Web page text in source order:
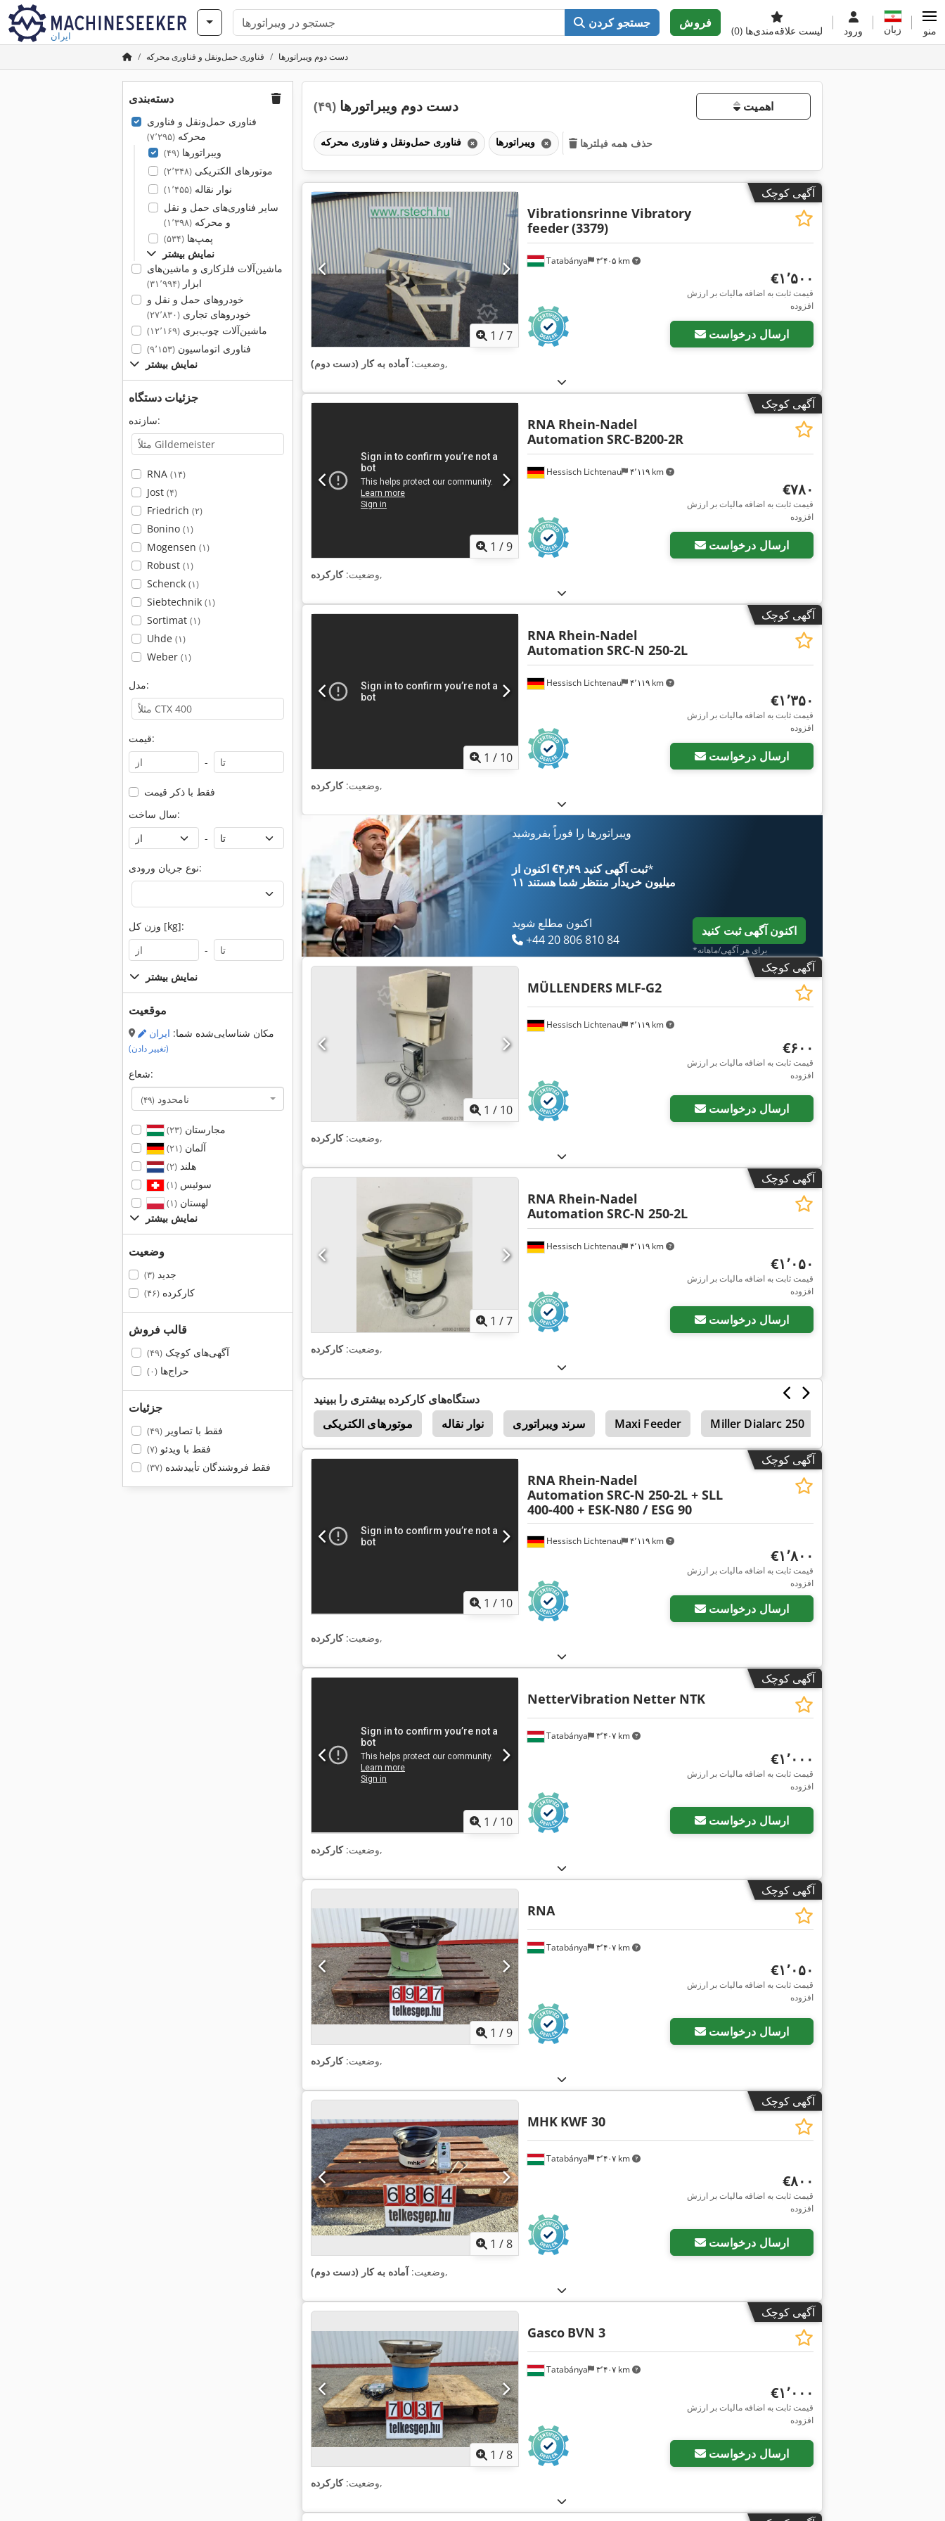
ایران
جستجو کردن فروش
لیست علاقه‌مندی‌ها (0) ورود زبان منو
فناوری حمل‌ونقل و فناوری محرکه دست دوم ویبراتورها
دسته‌بندی
فناوری حمل‌ونقل و فناوری
محرکه(۷٬۲۹۵)
ویبراتورها(۴۹)
موتورهای الکتریکی(۲٬۳۴۸)
نوار نقاله(۱٬۴۵۵)
سایر فناوری‌های حمل و نقل
و محرکه(۱٬۳۹۸)
پمپ‌ها(۵۳۴)
نمایش بیشتر
ماشین‌آلات فلزکاری و ماشین‌های
ابزار(۳۱٬۹۹۴)
خودروهای حمل و نقل و
خودروهای تجاری(۲۷٬۸۳۰)
ماشین‌آلات چوب‌بری(۱۲٬۱۶۹)
فناوری اتوماسیون(۹٬۱۵۳)
نمایش بیشتر
جزئیات دستگاه
سازنده:
RNA (۱۴)
Jost (۴)
Friedrich (۲)
Bonino (۱)
Mogensen (۱)
Robust (۱)
Schenck (۱)
Siebtechnik (۱)
Sortimat (۱)
Uhde (۱)
Weber (۱)
مدل:
قیمت:
-
فقط با ذکر قیمت
سال ساخت:
-
نوع جریان ورودی:
وزن کل [kg]:
-
نمایش بیشتر
موقعیت
مکان شناسایی‌شده شما: ایران
(تغییر دادن)
شعاع:
نامحدود (۴۹)
مجارستان(۲۳)
آلمان(۲۱)
هلند(۲)
سوئیس(۱)
لهستان(۱)
نمایش بیشتر
وضعیت
جدید(۳)
کارکرده(۴۶)
قالب فروش
آگهی‌های کوچک(۴۹)
حراج‌ها(۰)
جزئیات
فقط با تصاویر(۴۹)
فقط با ویدئو(۷)
فقط فروشندگان تأییدشده(۳۷)
دست دوم ویبراتورها (۴۹) اهمیت
فناوری حمل‌ونقل و فناوری محرکه ویبراتورها حذف همه فیلترها
آگهی کوچک
1 /7
Tatabánya ۳٬۴۰۵ km
Vibrationsrinne Vibratory
feeder(3379)
‎€۱٬۵۰۰
قیمت ثابت به اضافه مالیات بر ارزش
افزوده
ارسال درخواست
وضعیت:آماده به کار (دست دوم) ,
آگهی کوچک
1 /9
Hessisch Lichtenau ۴٬۱۱۹ km
RNA Rhein-Nadel
Automation SRC-B200-2R
‎€۷۸۰
قیمت ثابت به اضافه مالیات بر ارزش
افزوده
ارسال درخواست
وضعیت:کارکرده ,
آگهی کوچک
1 / 10
Hessisch Lichtenau ۴٬۱۱۹ km
RNA Rhein-Nadel
Automation SRC-N 250-2L
‎€۱٬۳۵۰
قیمت ثابت به اضافه مالیات بر ارزش
افزوده
ارسال درخواست
وضعیت:کارکرده ,
ویبراتورها را فوراً بفروشید
اکنون از ‎€۴٫۴۹ ثبت آگهی کنید*
۱۱ میلیون خریدار منتظر شما هستند
اکنون مطلع شوید
+44 20 806 810 84
اکنون آگهی ثبت کنید
*برای هر آگهی/ماهانه
آگهی کوچک
1 / 10
Hessisch Lichtenau ۴٬۱۱۹ km
MÜLLENDERS MLF-G2
‎€۶۰۰
قیمت ثابت به اضافه مالیات بر ارزش
افزوده
ارسال درخواست
وضعیت:کارکرده ,
آگهی کوچک
1 /7
Hessisch Lichtenau ۴٬۱۱۹ km
RNA Rhein-Nadel
Automation SRC-N 250-2L
‎€۱٬۰۵۰
قیمت ثابت به اضافه مالیات بر ارزش
افزوده
ارسال درخواست
وضعیت:کارکرده ,
دستگاه‌های کارکرده بیشتری را ببینید
موتورهای الکتریکی
نوار نقاله سرند ویبراتوری Maxi Feeder Miller Dialarc 250
Frommia 630
آگهی کوچک
1 / 10
Hessisch Lichtenau ۴٬۱۱۹ km
RNA Rhein-Nadel
Automation SRC-N 250-2L + SLL
400-400 + ESK-N80 / ESG 90
‎€۱٬۸۰۰
قیمت ثابت به اضافه مالیات بر ارزش
افزوده
ارسال درخواست
وضعیت:کارکرده ,
آگهی کوچک
1 / 10
Tatabánya ۳٬۴۰۷ km
NetterVibration Netter NTK
‎€۱٬۰۰۰
قیمت ثابت به اضافه مالیات بر ارزش
افزوده
ارسال درخواست
وضعیت:کارکرده ,
آگهی کوچک
1 /9
Tatabánya ۳٬۴۰۷ km
RNA
‎€۱٬۰۵۰
قیمت ثابت به اضافه مالیات بر ارزش
افزوده
ارسال درخواست
وضعیت:کارکرده ,
آگهی کوچک
1 /8
Tatabánya ۳٬۴۰۷ km
MHK KWF 30
‎€۸۰۰
قیمت ثابت به اضافه مالیات بر ارزش
افزوده
ارسال درخواست
وضعیت:آماده به کار (دست دوم) ,
آگهی کوچک
1 /8
Tatabánya ۳٬۴۰۷ km
Gasco BVN 3
‎€۱٬۰۰۰
قیمت ثابت به اضافه مالیات بر ارزش
افزوده
ارسال درخواست
وضعیت:کارکرده ,